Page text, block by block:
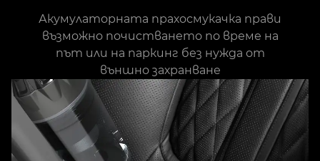
Акумулаторната прахосмукачка прави
възможно почистването по време на
път или на паркинг без нужда от
външно захранване